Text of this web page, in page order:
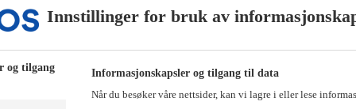
Innstillinger for bruk av
og tilgang
Informasjonskapsler og tilgang til data
Når du besøker våre nettsider, kan vi lagre i eller lese